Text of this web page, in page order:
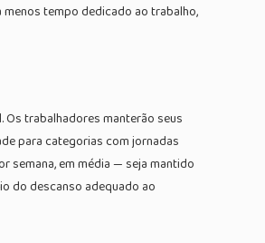
tempo dedicado ao trabalho,
Os trabalhadores manterão seus
para categorias com jornadas
semana, em média — seja mantido
do descanso adequado ao